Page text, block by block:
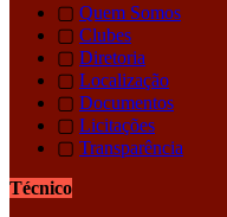
▢ Quem Somos
▢ Clubes
▢ Diretoria
▢ Localização
▢ Documentos
▢ Licitações
▢ Transparência
Técnico